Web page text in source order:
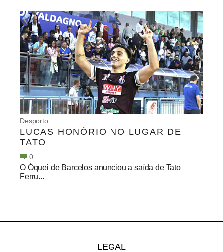
Desporto
LUCAS HONÓRIO NO LUGAR DE
TATO
0
O Óquei de Barcelos anunciou a saída de Tato
Ferru...
LEGAL